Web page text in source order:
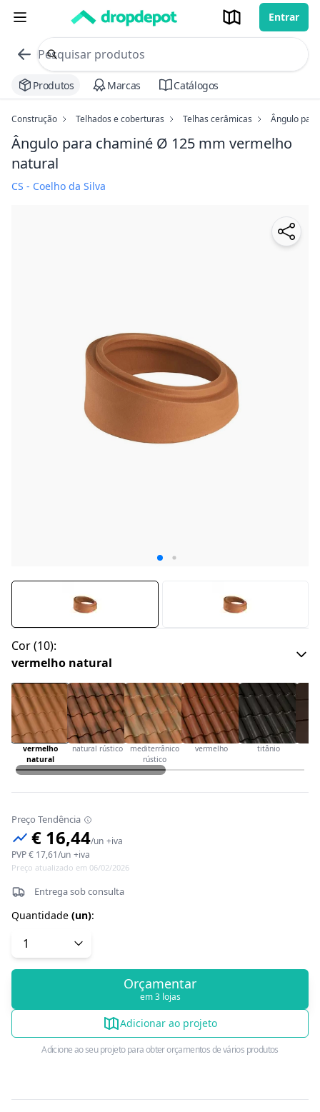
Entrar
commerce search no header
Procurar
Produtos Marcas Catálogos
Construção Telhados e coberturas Telhas cerâmicas Ângulo
Ângulo para chaminé Ø 125 mm vermelho
natural
CS - Coelho da Silva
Cor(10):
vermelho natural
vermelho
natural
natural rústico
mediterrânico
rústico
vermelho titânio
Preço Tendência
€ 16,44/un +iva
PVP€ 17,61/un +iva
Preço atualizado em 06/02/2026
Entrega sob consulta
Quantidade (un):
Orçamentar
em 3 lojas
Adicionar ao projeto
Adicione ao seu projeto para obter orçamentos de vários produtos